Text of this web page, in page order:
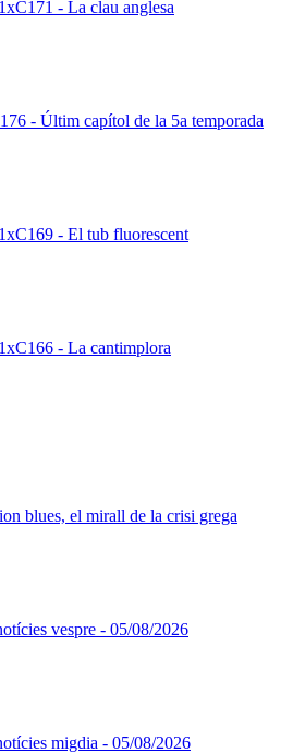
- La clau anglesa
- Últim capítol de la 5a temporada
- El tub fluorescent
- La cantimplora
blues, el mirall de la crisi grega
vespre - 05/08/2026
migdia - 05/08/2026